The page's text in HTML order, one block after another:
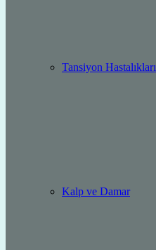
Tansiyon Hastalıkları
Kalp ve Damar